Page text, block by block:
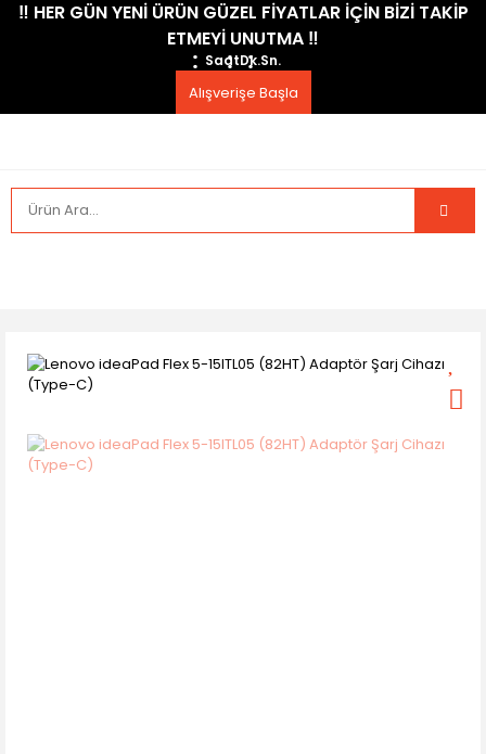
​‼️​ HER GÜN YENİ ÜRÜN GÜZEL FİYATLAR İÇİN BİZİ TAKİP
ETMEYİ UNUTMA ​‼️​
SaatDk.Sn.
Alışverişe Başla